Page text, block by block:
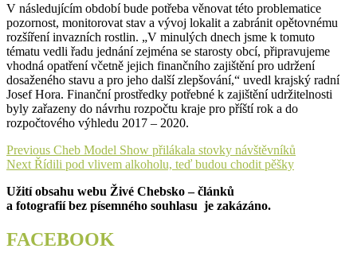
V následujícím období bude potřeba věnovat této problematice
pozornost, monitorovat stav a vývoj lokalit a zabránit opětovnému
rozšíření invazních rostlin. „V minulých dnech jsme k tomuto
tématu vedli řadu jednání zejména se starosty obcí, připravujeme
vhodná opatření včetně jejich finančního zajištění pro udržení
dosaženého stavu a pro jeho další zlepšování,“ uvedl krajský radní
Josef Hora. Finanční prostředky potřebné k zajištění udržitelnosti
byly zařazeny do návrhu rozpočtu kraje pro příští rok a do
rozpočtového výhledu 2017 – 2020.
Navigace
pro
příspěvek
Previous Previous
post:
Cheb Model Show přilákala stovky návštěvníků
Next Next
Řídili pod vlivem alkoholu, teď budou chodit pěšky
Užití obsahu webu Živé Chebsko – článků
a fotografií bez písemného souhlasu je zakázáno.
FACEBOOK